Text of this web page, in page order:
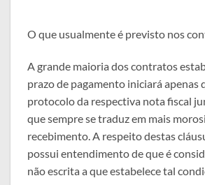
O que usualmente é previsto nos
A grande maioria dos contratos
prazo de pagamento iniciará apenas
protocolo da respectiva nota fiscal
que sempre se traduz em mais
recebimento. A respeito destas
possui entendimento de que é
não escrita a que estabelece tal